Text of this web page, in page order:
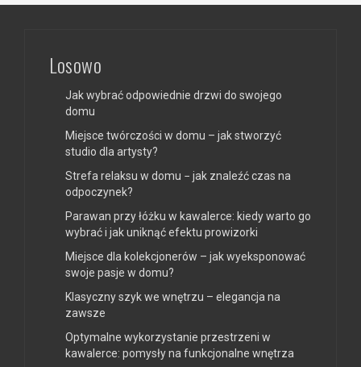
Losowo
Jak wybrać odpowiednie drzwi do swojego
domu
Miejsce twórczości w domu – jak stworzyć
studio dla artysty?
Strefa relaksu w domu − jak znaleźć czas na
odpoczynek?
Parawan przy łóżku w kawalerce: kiedy warto go
wybrać i jak uniknąć efektu prowizorki
Miejsce dla kolekcjonerów – jak wyeksponować
swoje pasje w domu?
Klasyczny szyk we wnętrzu – elegancja na
zawsze
Optymalne wykorzystanie przestrzeni w
kawalerce: pomysły na funkcjonalne wnętrza